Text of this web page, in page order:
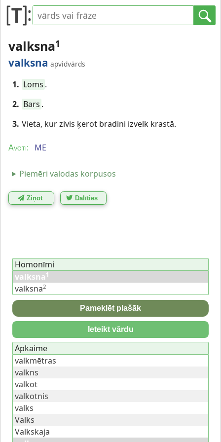
valksna1
valksna apvidvārds
1. Loms .
2. Bars .
3. Vieta, kur zivis ķerot bradini izvelk krastā.
Avoti: ME
Piemēri valodas korpusos
Ziņot Dalīties
Homonīmi
valksna 1
valksna2
Pameklēt plašāk
Ieteikt vārdu
Apkaime
valkmētras
valkns
valkot
valkotnis
valks
Valks
Valkskaja